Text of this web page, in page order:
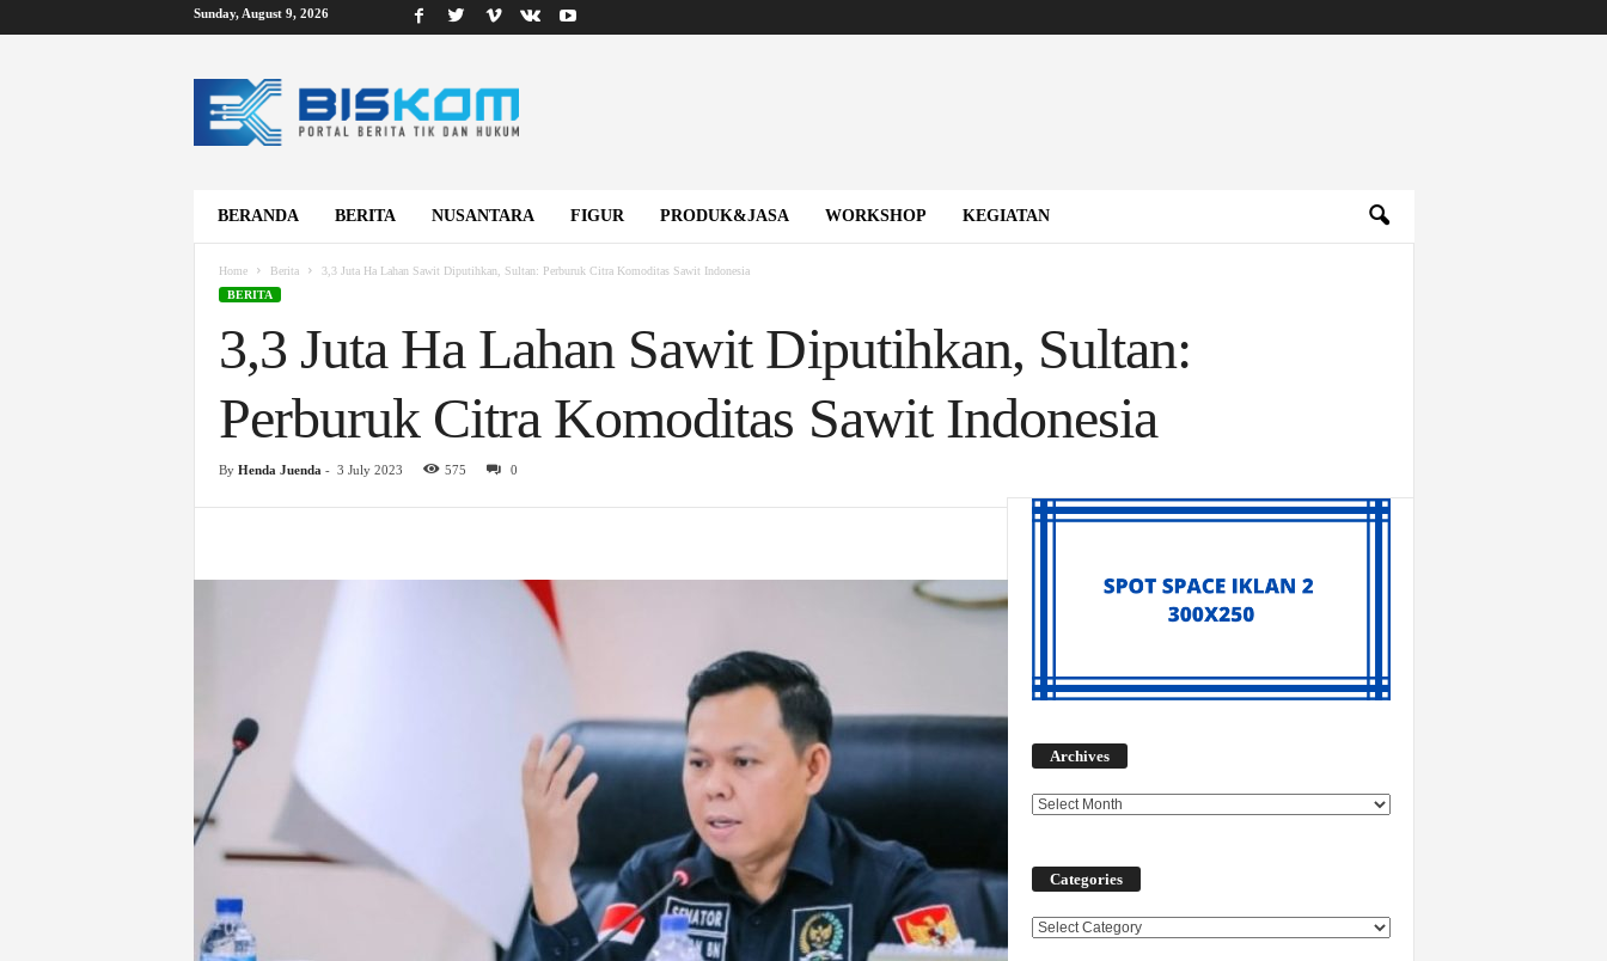
Sunday, August 9, 2026
i
BERANDA
BERITA NUSANTARA FIGUR PRODUK&JASA WORKSHOP KEGIATAN
Home Berita
3,3 Juta Ha Lahan Sawit Diputihkan, Sultan: Perburuk Citra Komoditas Sawit Indonesia
BERITA
3,3 Juta Ha Lahan Sawit Diputihkan, Sultan:
Perburuk Citra Komoditas Sawit Indonesia
By Henda Juenda - 3 July 2023 575 0
Archives
Categories
Categories